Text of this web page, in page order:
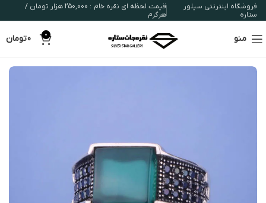
فروشگاه اینترنتی سیلور
ستاره
قیمت لحظه ای نقره خام : 250,000 هزار تومان /
هرگرم
منو 0
0تومان